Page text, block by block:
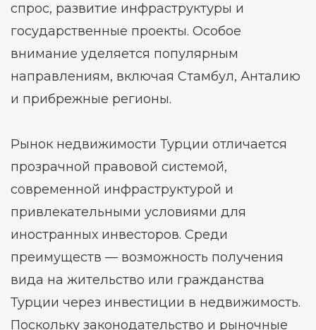
спрос, развитие инфраструктуры и
государственные проекты. Особое
внимание уделяется популярным
направлениям, включая Стамбул, Анталию
и прибрежные регионы.
Рынок недвижимости Турции отличается
прозрачной правовой системой,
современной инфраструктурой и
привлекательными условиями для
иностранных инвесторов. Среди
преимуществ — возможность получения
вида на жительство или гражданства
Турции через инвестиции в недвижимость.
Поскольку законодательство и рыночные